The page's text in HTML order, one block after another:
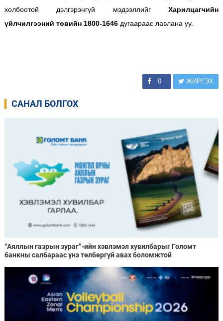
холбоотой дэлгэрэнгүй мэдээллийгХарилцагчийн
үйлчилгээний төвийн 1800-1646 дугаараас лавлана уу.
0 ЖИРГЭХ
САНАЛ БОЛГОХ
“Аяллын газрын зураг”-ийн хэвлэмэл хувилбарыг Голомт
банкны салбараас үнэ төлбөргүй авах боломжтой